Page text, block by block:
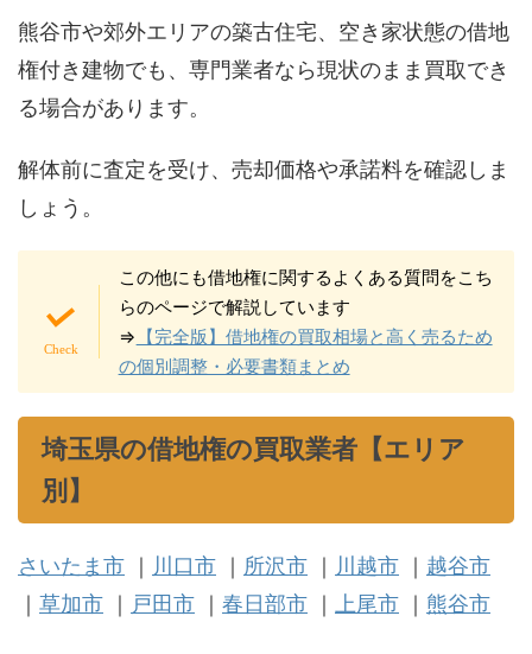
熊谷市や郊外エリアの築古住宅、空き家状態の借地
権付き建物でも、専門業者なら現状のまま買取でき
る場合があります。
解体前に査定を受け、売却価格や承諾料を確認しま
しょう。
この他にも借地権に関するよくある質問をこち
らのページで解説しています
⇒ 【完全版】借地権の買取相場と高く売るため
の個別調整・必要書類まとめ
埼玉県の借地権の買取業者【エリア
別】
さいたま市 ｜ 川口市 ｜ 所沢市 ｜ 川越市 ｜ 越谷市
｜ 草加市 ｜ 戸田市 ｜ 春日部市 ｜ 上尾市 ｜ 熊谷市